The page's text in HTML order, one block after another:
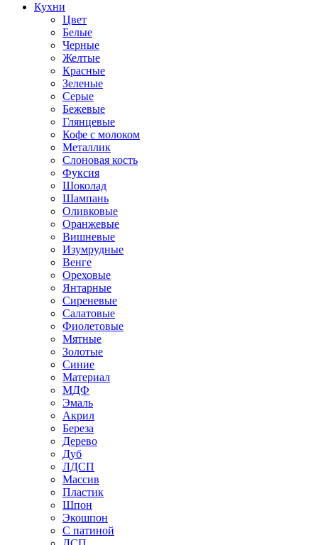
Кухни
Цвет
Белые
Черные
Желтые
Красные
Зеленые
Серые
Бежевые
Глянцевые
Кофе с молоком
Металлик
Слоновая кость
Фуксия
Шоколад
Шампань
Оливковые
Оранжевые
Вишневые
Изумрудные
Венге
Ореховые
Янтарные
Сиреневые
Салатовые
Фиолетовые
Мятные
Золотые
Синие
Материал
МДФ
Эмаль
Акрил
Береза
Дерево
Дуб
ЛДСП
Массив
Пластик
Шпон
Экошпон
С патиной